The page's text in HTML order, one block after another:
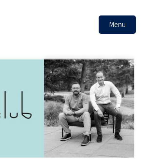
Menu